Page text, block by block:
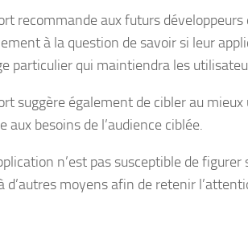
recommande aux futurs développeurs
à la question de savoir si leur
particulier qui maintiendra les
suggère également de cibler au
aux besoins de l’audience ciblée.
n’est pas susceptible de
d’autres moyens afin de retenir